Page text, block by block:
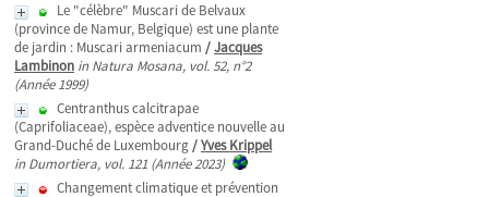
Le "célèbre" Muscari de Belvaux
(province de Namur, Belgique) est une plante
de jardin : Muscari armeniacum /Jacques
Lambinon in Natura Mosana, vol. 52, n°2
(Année 1999)
Centranthus calcitrapae
(Caprifoliaceae), espèce adventice nouvelle au
Grand-Duché de Luxembourg/Yves Krippel
in Dumortiera, vol. 121 (Année 2023)
Changement climatique et prévention